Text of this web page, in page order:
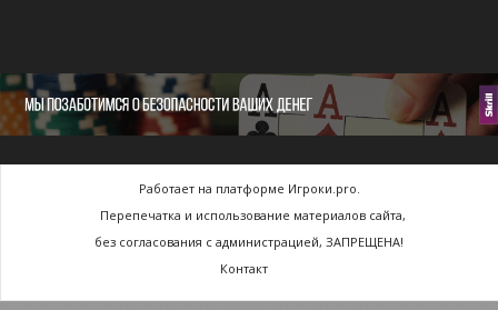
Работает на платформе Игроки.pro.
Перепечатка и использование материалов сайта,
без согласования с администрацией, ЗАПРЕЩЕНА!
Контакт